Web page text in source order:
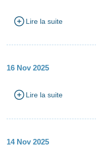
Lire la suite
16 Nov 2025
Lire la suite
14 Nov 2025